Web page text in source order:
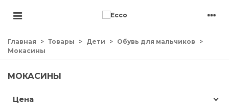
Главная > Товары > Дети > Обувь для мальчиков
>
Мокасины
МОКАСИНЫ
Цена